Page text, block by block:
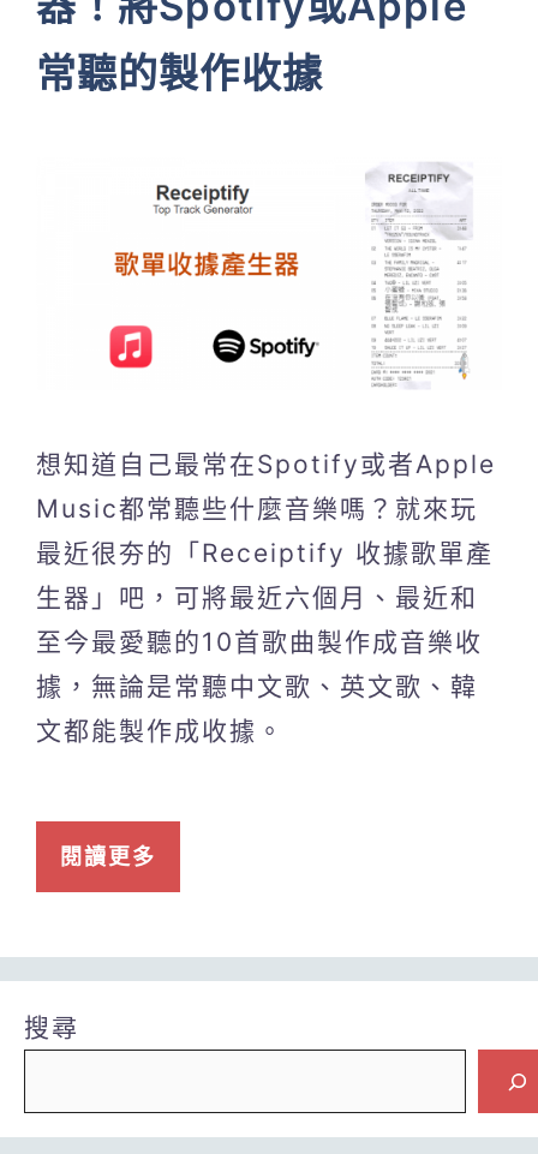
常聽的製作收據
想知道自己最常在Spotify或者Apple
Music都常聽些什麼音樂嗎？就來玩
最近很夯的「Receiptify 收據歌單產
生器」吧，可將最近六個月、最近和
至今最愛聽的10首歌曲製作成音樂收
據，無論是常聽中文歌、英文歌、韓
文都能製作成收據。
閱讀更多
搜尋